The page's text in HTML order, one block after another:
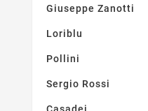
Giuseppe Zanotti
Loriblu
Pollini
Sergio Rossi
Casadei